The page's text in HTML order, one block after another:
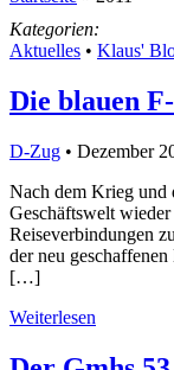
Kategorien:
Aktuelles • Klaus'
Die blauen
D-Zug • Dezember
Nach dem Krieg und
Geschäftswelt
Reiseverbindungen
der neu
[…]
Weiterlesen